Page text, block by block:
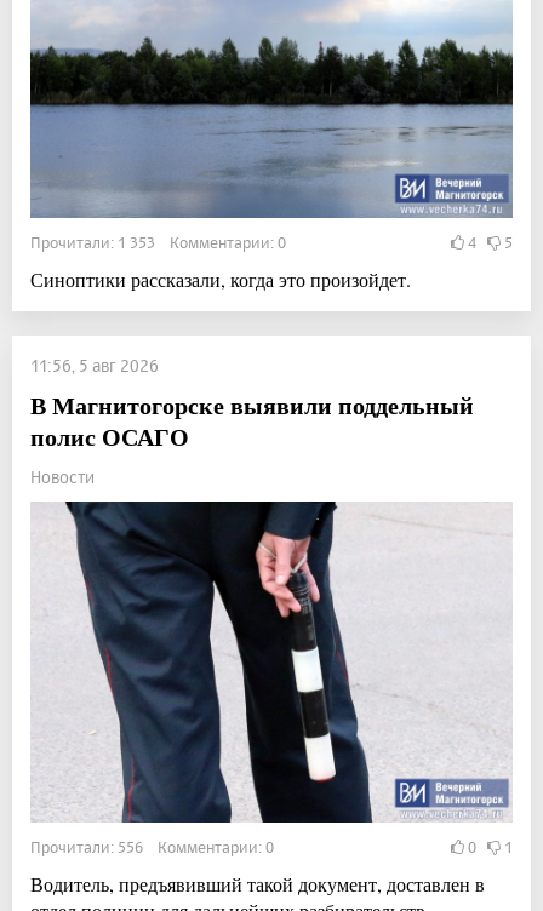
Прочитали: 1 353 Комментарии: 0 4 5
Синоптики рассказали, когда это произойдет.
11:56, 5 авг 2026
В Магнитогорске выявили поддельный
полис ОСАГО
Новости
Прочитали: 556 Комментарии: 0 0 1
Водитель, предъявивший такой документ, доставлен в